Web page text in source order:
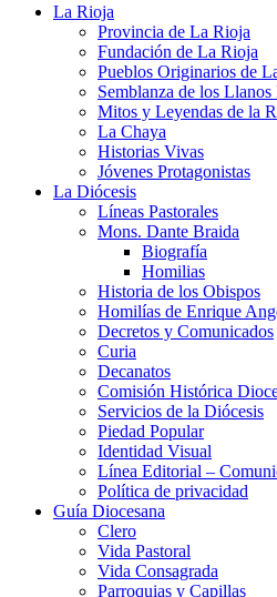
La Rioja
Provincia de La Rioja
Fundación de La Rioja
Pueblos Originarios de
Semblanza de los
Mitos y Leyendas de la
La Chaya
Historias Vivas
Jóvenes Protagonistas
La Diócesis
Líneas Pastorales
Mons. Dante Braida
Biografía
Homilias
Historia de los Obispos
Homilías de Enrique
Decretos y Comunicados
Curia
Decanatos
Comisión Histórica
Servicios de la Diócesis
Piedad Popular
Identidad Visual
Línea Editorial –
Política de privacidad
Guía Diocesana
Clero
Vida Pastoral
Vida Consagrada
Parroquias y Capillas